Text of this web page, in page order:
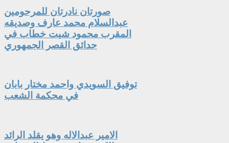
صورتان نادرتان للمرحومين
عبدالسلام محمد عارف وصديقه
المقرب محمود شيت خطاب في
حدائق القصر الجمهوري
توفيق السويدي واحمد مختار بابان
في محكمة الشعب
الامير عبدالاله وهو يقلد الرائد